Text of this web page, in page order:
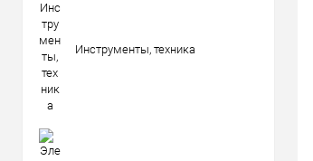
Инструменты, техника